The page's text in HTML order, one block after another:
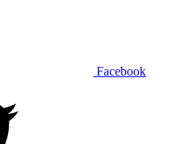
Facebook